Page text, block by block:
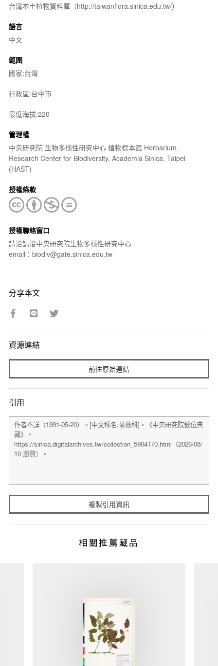
台灣本土植物資料庫（http://taiwanflora.sinica.edu.tw/）
語言
中文
範圍
國家:台灣
行政區:台中市
最低海拔:220
管理權
中央研究院 生物多樣性研究中心 植物標本館 Herbarium,
Research Center for Biodiversity, Academia Sinica, Taipei
(HAST)
授權條款
授權聯絡窗口
請洽請洽中央研究院生物多樣性研究中心
email：biodiv@gate.sinica.edu.tw
分享本文
資源連結
前往原始連結
引用
複製引用資訊
相關推薦藏品